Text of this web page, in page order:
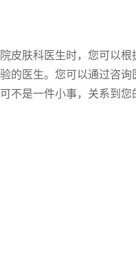
皮肤科医生时，您可以根
的医生。您可以通过咨询
不是一件小事，关系到您